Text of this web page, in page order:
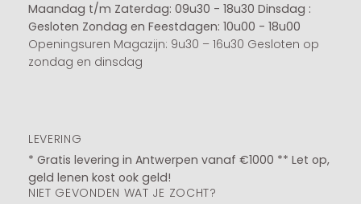
Maandag t/m Zaterdag: 09u30 - 18u30 Dinsdag :
Gesloten Zondag en Feestdagen: 10u00 - 18u00
Openingsuren Magazijn: 9u30 – 16u30 Gesloten op
zondag en dinsdag
LEVERING
* Gratis levering in Antwerpen vanaf €1000 ** Let op,
geld lenen kost ook geld!
NIET GEVONDEN WAT JE ZOCHT?